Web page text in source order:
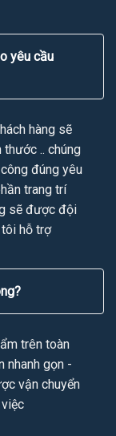
yêu cầu
hàng sẽ
.. chúng
đúng yêu
trang trí
sẽ được đội
hỗ trợ
trên toàn
nhanh gọn -
vận chuyển